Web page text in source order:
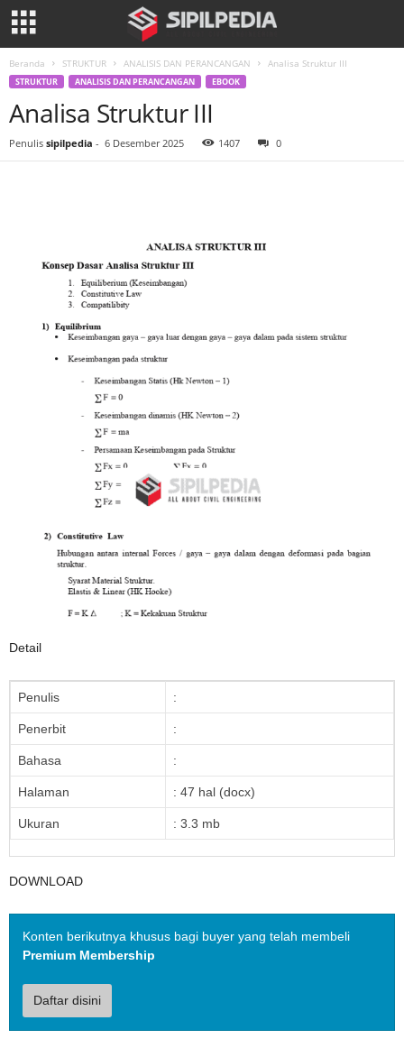
Beranda STRUKTUR ANALISIS DAN PERANCANGAN Analisa Struktur III
STRUKTUR ANALISIS DAN PERANCANGAN EBOOK
Analisa Struktur III
Penulis sipilpedia - 6 Desember 2025 1407 0
Detail
Penulis :
Penerbit :
Bahasa :
Halaman : 47 hal (docx)
Ukuran : 3.3 mb
DOWNLOAD
Konten berikutnya khusus bagi buyer yang telah membeli
Premium Membership
Daftar disini